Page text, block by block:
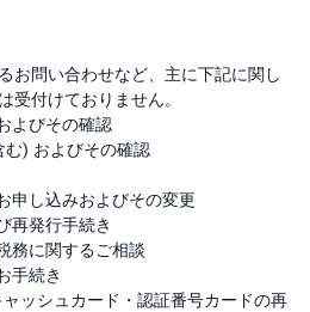
お問い合わせなど、主に下記に関し
受付けておりません。
よびその確認
) およびその確認
申し込みおよびその変更
再発行手続き
務に関するご相談
手続き
ッシュカード・認証番号カードの再